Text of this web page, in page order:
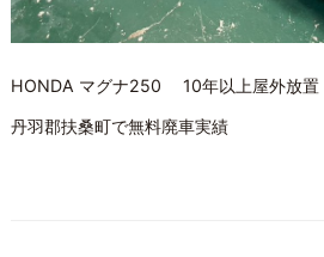
HONDA マグナ250 10年以上屋外放置
丹羽郡扶桑町で無料廃車実績